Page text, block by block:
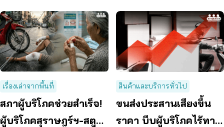
เรื่องเล่าจากพื้นที่
สภาผู้บริโภคช่วยสำเร็จ!
ผู้บริโภคสุราษฎร์ฯ-สตูล
สินค้าและบริการทั่วไป
ขนส่งประสานเสียงขึ้น
ราคา บีบผู้บริโภคไร้ทาง